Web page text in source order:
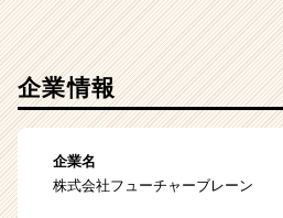
企業情報
企業名
株式会社フューチャーブレーン